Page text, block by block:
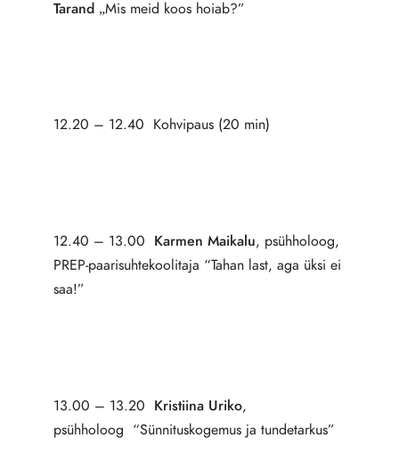
Tarand „Mis meid koos hoiab?”
12.20 – 12.40 Kohvipaus (20 min)
12.40 – 13.00 Karmen Maikalu, psühholoog,
PREP-paarisuhtekoolitaja “Tahan last, aga üksi ei
saa!”
13.00 – 13.20 Kristiina Uriko,
psühholoog “Sünnituskogemus ja tundetarkus”